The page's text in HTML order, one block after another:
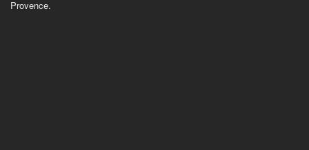
Provence.